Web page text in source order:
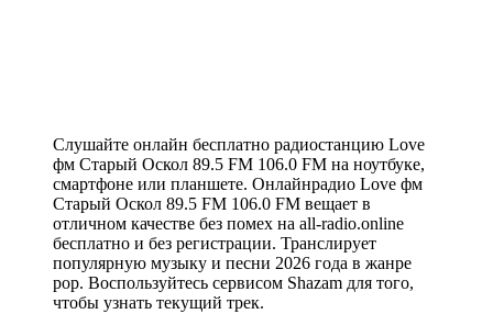
Слушайте онлайн бесплатно радиостанцию Love
фм Старый Оскол 89.5 FM 106.0 FM на ноутбуке,
смартфоне или планшете. Онлайнрадио Love фм
Старый Оскол 89.5 FM 106.0 FM вещает в
отличном качестве без помех на all-radio.online
бесплатно и без регистрации. Транслирует
популярную музыку и песни 2026 года в жанре
pop. Воспользуйтесь сервисом Shazam для того,
чтобы узнать текущий трек.